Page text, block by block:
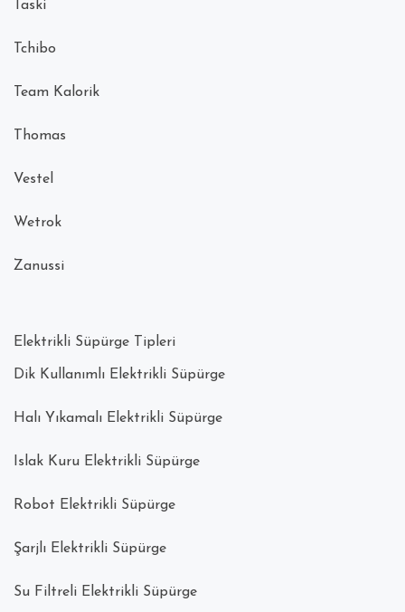
Taski
Tchibo
Team Kalorik
Thomas
Vestel
Wetrok
Zanussi
Elektrikli Süpürge Tipleri
Dik Kullanımlı Elektrikli Süpürge
Halı Yıkamalı Elektrikli Süpürge
Islak Kuru Elektrikli Süpürge
Robot Elektrikli Süpürge
Şarjlı Elektrikli Süpürge
Su Filtreli Elektrikli Süpürge